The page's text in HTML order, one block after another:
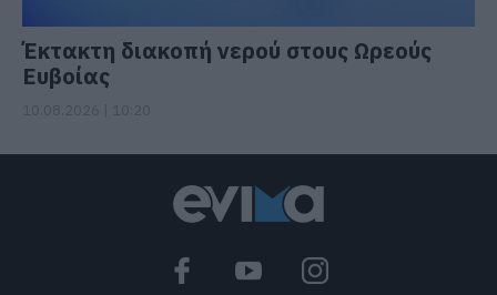
Έκτακτη διακοπή νερού στους Ωρεούς
Ευβοίας